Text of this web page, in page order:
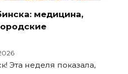
медицина,
Эта неделя показала,